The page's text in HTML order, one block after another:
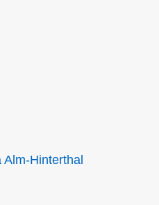
Hinterthal